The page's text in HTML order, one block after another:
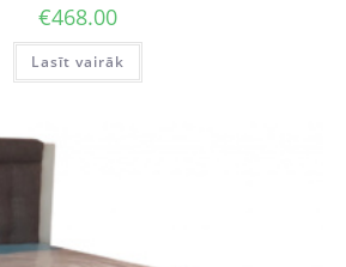
€468.00
Lasīt vairāk